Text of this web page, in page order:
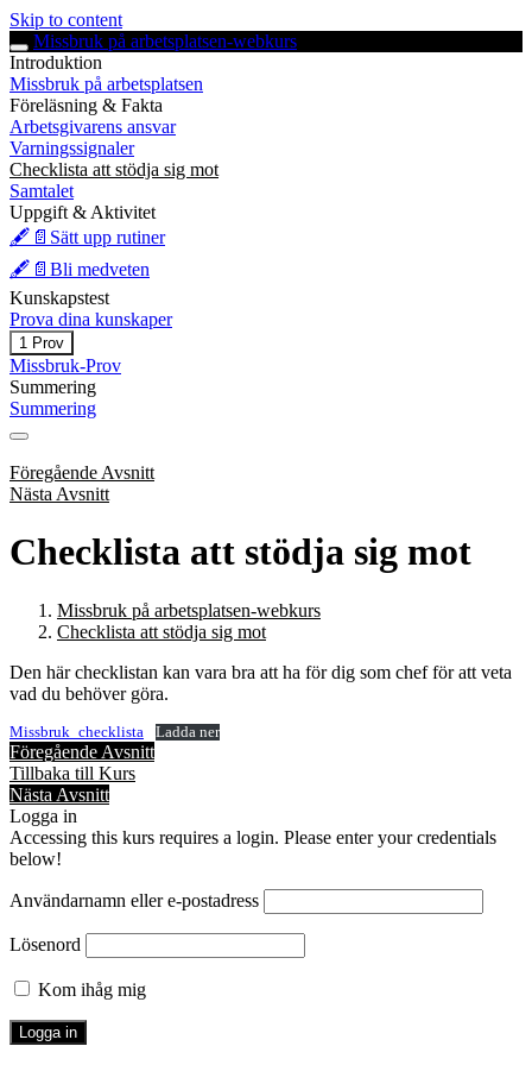
Skip to content
Missbruk på arbetsplatsen-webkurs
Introduktion
Missbruk på arbetsplatsen
Föreläsning & Fakta
Arbetsgivarens ansvar
Varningssignaler
Checklista att stödja sig mot
Samtalet
Uppgift & Aktivitet
🖋️📄Sätt upp rutiner
🖋️📄Bli medveten
Kunskapstest
Prova dina kunskaper
Expandera
Prova
dina
kunskaper
1 Prov
Missbruk-Prov
Summering
Summering
Föregående Avsnitt
Nästa Avsnitt
Checklista att stödja sig mot
Missbruk på arbetsplatsen-webkurs
Checklista att stödja sig mot
Den här checklistan kan vara bra att ha för dig som chef för att veta
vad du behöver göra.
Missbruk_checklista Ladda ner
Föregående Avsnitt
Tillbaka till Kurs
Nästa Avsnitt
Logga in
Accessing this kurs requires a login. Please enter your credentials
below!
Användarnamn eller e-postadress
Lösenord
Kom ihåg mig